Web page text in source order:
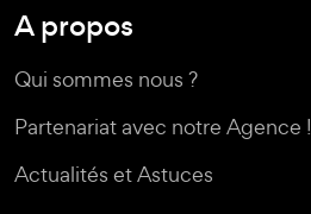
A propos
Qui sommes nous ?
Partenariat avec notre Agence !
Actualités et Astuces